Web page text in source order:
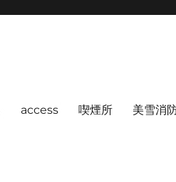
access 喫煙所 美雪消